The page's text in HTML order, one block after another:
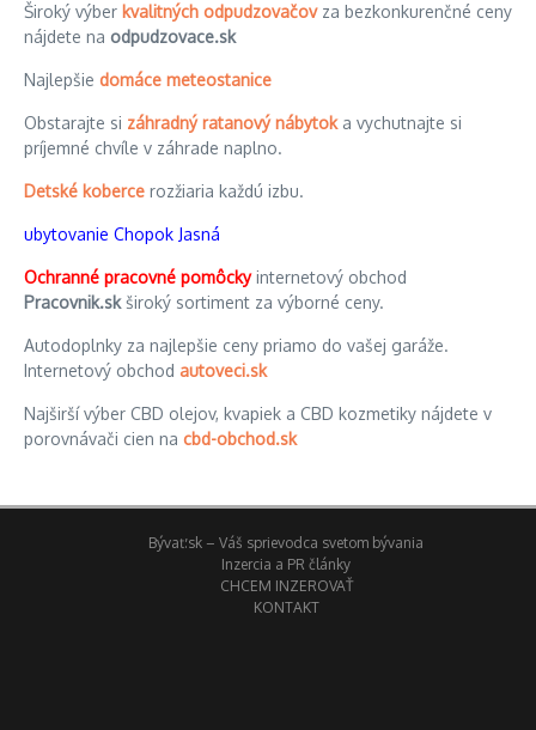
Široký výber kvalitných odpudzovačovza bezkonkurenčné ceny
nájdete na odpudzovace.sk
Najlepšie domáce meteostanice
Obstarajte si záhradný ratanový nábytoka vychutnajte si
príjemné chvíle v záhrade naplno.
Detské koberce rozžiaria každú izbu.
ubytovanie Chopok Jasná
Ochranné pracovné pomôckyinternetový obchod
Pracovnik.skširoký sortiment za výborné ceny.
Autodoplnky za najlepšie ceny priamo do vašej garáže.
Internetový obchod autoveci.sk
Najširší výber CBD olejov, kvapiek a CBD kozmetiky nájdete v
porovnávači cien na cbd-obchod.sk
Bývať.sk – Váš sprievodca svetom bývania
Inzercia a PR články
CHCEM INZEROVAŤ
KONTAKT